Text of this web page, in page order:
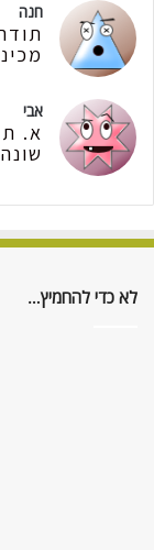
חנה
אבי
א.
לא כדי להחמיץ…